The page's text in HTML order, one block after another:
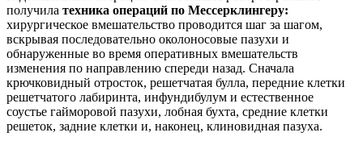
получила техника операций по Мессерклингеру:
хирургическое вмешательство проводится шаг за шагом,
вскрывая последовательно околоносовые пазухи и
обнаруженные во время оперативных вмешательств
изменения по направлению спереди назад. Сначала
крючковидный отросток, решетчатая булла, передние клетки
решетчатого лабиринта, инфундибулум и естественное
соустье гайморовой пазухи, лобная бухта, средние клетки
решеток, задние клетки и, наконец, клиновидная пазуха.